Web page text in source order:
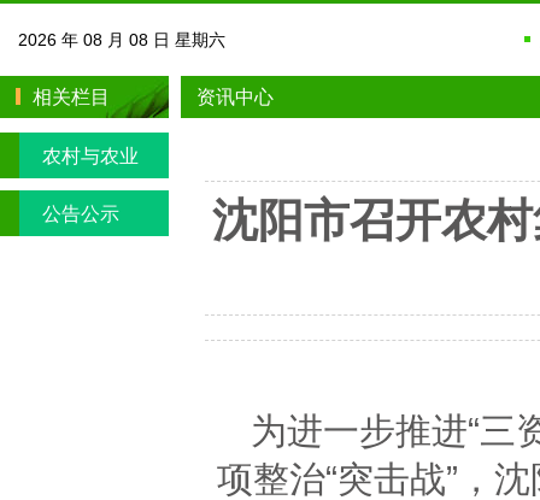
2026 年 08 月 08 日 星期六
相关栏目
农村与农业
公告公示
资讯中心
沈阳市召开农
为进一步推进“三
项整治“突击战”，